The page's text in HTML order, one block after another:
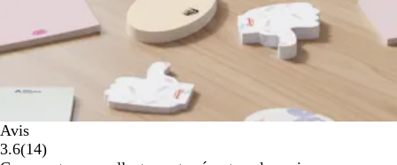
Avis
3.6(1414
)